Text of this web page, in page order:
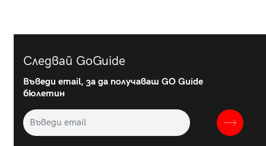
Следвай GoGuide
Въведи email, за да получаваш GO Guide
бюлетин